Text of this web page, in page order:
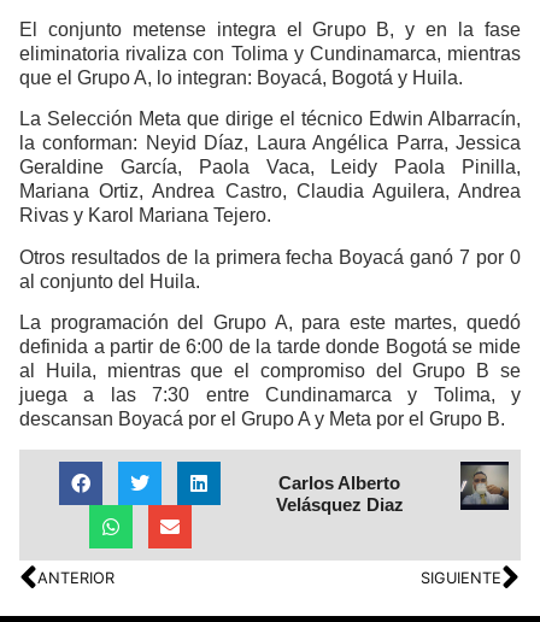
El conjunto metense integra el Grupo B, y en la fase
eliminatoria rivaliza con Tolima y Cundinamarca, mientras
que el Grupo A, lo integran: Boyacá, Bogotá y Huila.
La Selección Meta que dirige el técnico Edwin Albarracín,
la conforman: Neyid Díaz, Laura Angélica Parra, Jessica
Geraldine García, Paola Vaca, Leidy Paola Pinilla,
Mariana Ortiz, Andrea Castro, Claudia Aguilera, Andrea
Rivas y Karol Mariana Tejero.
Otros resultados de la primera fecha Boyacá ganó 7 por 0
al conjunto del Huila.
La programación del Grupo A, para este martes, quedó
definida a partir de 6:00 de la tarde donde Bogotá se mide
al Huila, mientras que el compromiso del Grupo B se
juega a las 7:30 entre Cundinamarca y Tolima, y
descansan Boyacá por el Grupo A y Meta por el Grupo B.
Carlos Alberto
Velásquez Diaz
ANTERIOR SIGUIENTE